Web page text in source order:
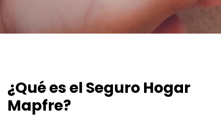
¿Qué es el Seguro Hogar
Mapfre?